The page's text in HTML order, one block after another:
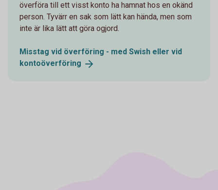
överföra till ett visst konto ha hamnat hos en okänd
person. Tyvärr en sak som lätt kan hända, men som
inte är lika lätt att göra ogjord.
Misstag vid överföring - med Swish eller vid
kontoöverföring